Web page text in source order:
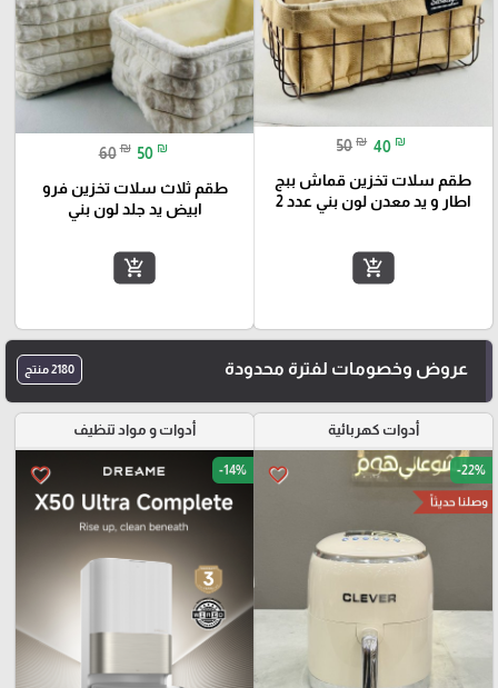
50 ₪ 40 ₪
طقم سلات تخزين قماش ببج
اطار و يد معدن لون بني عدد 2
add_shopping_cart
60 ₪ 50 ₪
طقم ثلاث سلات تخزين فرو
ابيض يد جلد لون بني
add_shopping_cart
عروض وخصومات لفترة محدودة 2180 منتج
أدوات كهربائية
favorite_border -22%
وصلنا حديثاً
أدوات و مواد تنظيف
favorite_border -14%